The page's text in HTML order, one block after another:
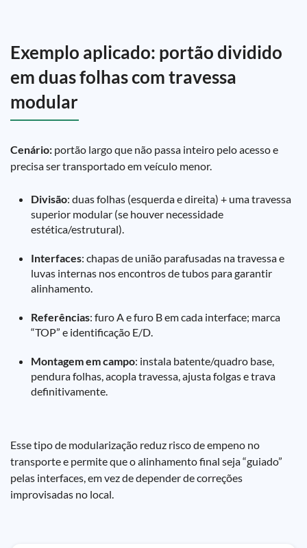
Exemplo aplicado: portão dividido
em duas folhas com travessa
modular
Cenário: portão largo que não passa inteiro pelo acesso e
precisa ser transportado em veículo menor.
Divisão: duas folhas (esquerda e direita) + uma travessa
superior modular (se houver necessidade
estética/estrutural).
Interfaces: chapas de união parafusadas na travessa e
luvas internas nos encontros de tubos para garantir
alinhamento.
Referências: furo A e furo B em cada interface; marca
“TOP” e identificação E/D.
Montagem em campo: instala batente/quadro base,
pendura folhas, acopla travessa, ajusta folgas e trava
definitivamente.
Esse tipo de modularização reduz risco de empeno no
transporte e permite que o alinhamento final seja “guiado”
pelas interfaces, em vez de depender de correções
improvisadas no local.